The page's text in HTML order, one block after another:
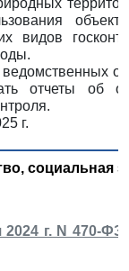
видов
отчеты об
г.
социальная
г. N 470-